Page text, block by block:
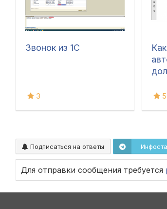
Звонок из 1С
3 5
Подписаться на ответы
Для отправки сообщения требуется